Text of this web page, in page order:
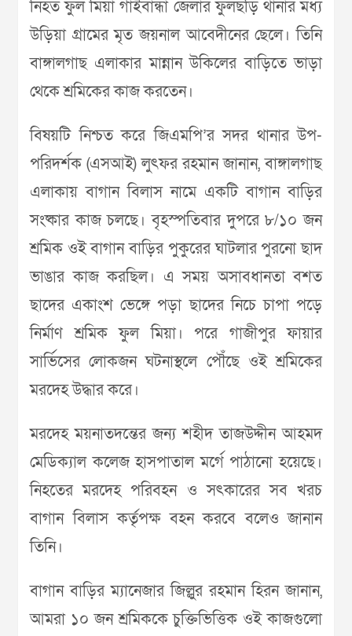
নিহত ফুল মিয়া গাইবান্ধা জেলার ফুলছড়ি থানার মধ্য
উড়িয়া গ্রামের মৃত জয়নাল আবেদীনের ছেলে। তিনি
বাঙ্গালগাছ এলাকার মান্নান উকিলের বাড়িতে ভাড়া
থেকে শ্রমিকের কাজ করতেন।
বিষয়টি নিশ্চত করে জিএমপি’র সদর থানার উপ-
পরিদর্শক (এসআই) লুৎফর রহমান জানান, বাঙ্গালগাছ
এলাকায় বাগান বিলাস নামে একটি বাগান বাড়ির
সংষ্কার কাজ চলছে। বৃহস্পতিবার দুপরে ৮/১০ জন
শ্রমিক ওই বাগান বাড়ির পুকুরের ঘাটলার পুরনো ছাদ
ভাঙার কাজ করছিল। এ সময় অসাবধানতা বশত
ছাদের একাংশ ভেঙ্গে পড়া ছাদের নিচে চাপা পড়ে
নির্মাণ শ্রমিক ফুল মিয়া। পরে গাজীপুর ফায়ার
সার্ভিসের লোকজন ঘটনাস্থলে পৌঁছে ওই শ্রমিকের
মরদেহ উদ্ধার করে।
মরদেহ ময়নাতদন্তের জন্য শহীদ তাজউদ্দীন আহমদ
মেডিক্যাল কলেজ হাসপাতাল মর্গে পাঠানো হয়েছে।
নিহতের মরদেহ পরিবহন ও সৎকারের সব খরচ
বাগান বিলাস কর্তৃপক্ষ বহন করবে বলেও জানান
তিনি।
বাগান বাড়ির ম্যানেজার জিল্লুর রহমান হিরন জানান,
আমরা ১০ জন শ্রমিককে চুক্তিভিত্তিক ওই কাজগুলো